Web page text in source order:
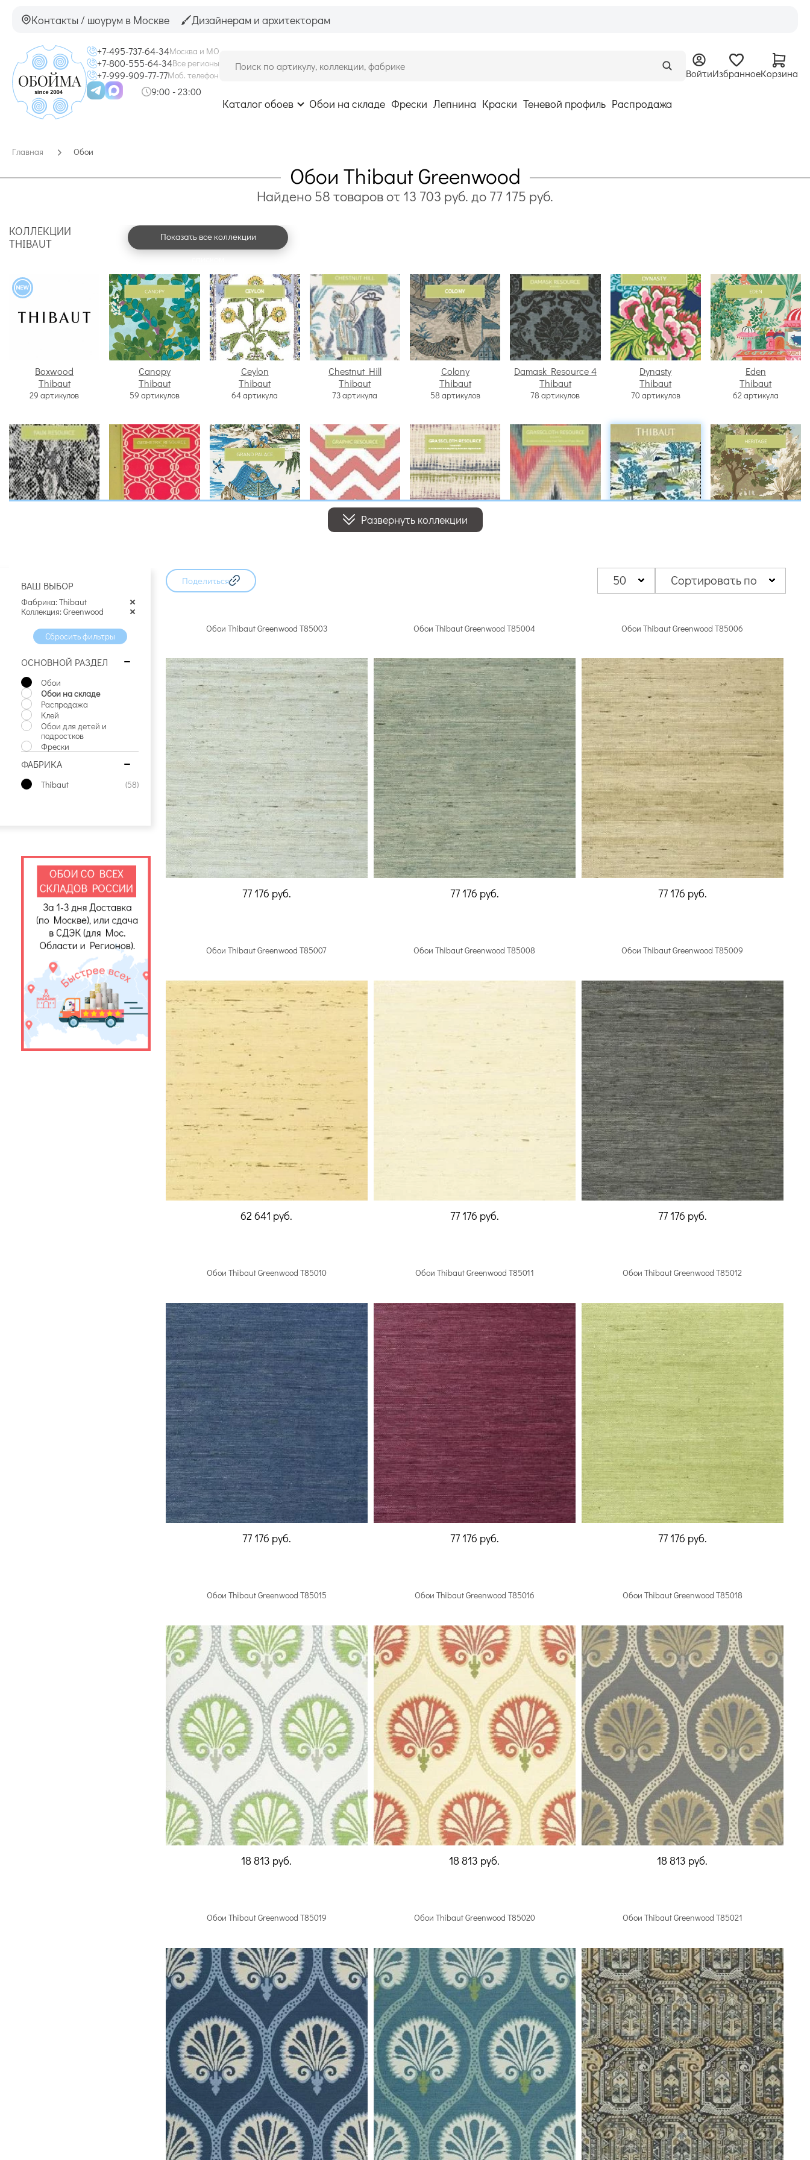
Контакты / шоурум в Москве Дизайнерам и архитекторам
+7-495-737-64-34Москва и МО
+7-800-555-64-34Все регионы
+7-999-909-77-77Моб. телефон
9:00 - 23:00
ВойтиИзбранноеКорзина
Каталог обоев Обои на складе Фрески Лепнина Краски Теневой профиль Распродажа
Главная Обои
Обои Thibaut Greenwood
Найдено 58 товаровот 13 703 руб. до 77 175 руб.
КОЛЛЕКЦИИ
THIBAUT
Показать все коллекции
Boxwood
Thibaut
29 артикулов
Canopy
Thibaut
59 артикулов
Ceylon
Thibaut
64 артикула
Chestnut Hill
Thibaut
73 артикула
Colony
Thibaut
58 артикулов
Damask Resource 4
Thibaut
78 артикулов
Dynasty
Thibaut
70 артикулов
Eden
Thibaut
62 артикула
Graphic Resource
Thibaut
Grasscloth Resource
5
Развернуть коллекции
ВАШ ВЫБОР
Фабрика: Thibaut
Коллекция: Greenwood
Сбросить фильтры
ОСНОВНОЙ РАЗДЕЛ
Обои
Обои на складе
Распродажа
Клей
Обои для детей и
подростков
Фрески
ФАБРИКА
Thibaut (58)
Поделиться 50 Сортировать по
Обои Thibaut Greenwood T85003
77 176 руб.
Обои Thibaut Greenwood T85004
77 176 руб.
Обои Thibaut Greenwood T85006
77 176 руб.
Обои Thibaut Greenwood T85007
62 641 руб.
Обои Thibaut Greenwood T85008
77 176 руб.
Обои Thibaut Greenwood T85009
77 176 руб.
Обои Thibaut Greenwood T85010
77 176 руб.
Обои Thibaut Greenwood T85011
77 176 руб.
Обои Thibaut Greenwood T85012
77 176 руб.
Обои Thibaut Greenwood T85015
18 813 руб.
Обои Thibaut Greenwood T85016
18 813 руб.
Обои Thibaut Greenwood T85018
18 813 руб.
Обои Thibaut Greenwood T85019 Обои Thibaut Greenwood T85020 Обои Thibaut Greenwood T85021